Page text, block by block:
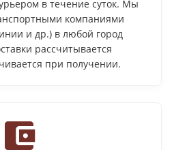
в течение суток. Мы
компаниями
и др.) в любой город
рассчитывается
при получении.